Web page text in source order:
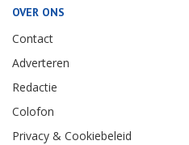
OVER ONS
Contact
Adverteren
Redactie
Colofon
Privacy & Cookiebeleid